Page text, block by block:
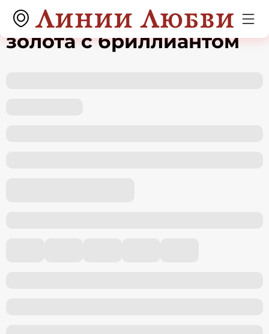
Кольцо из желтого
золота с бриллиантом